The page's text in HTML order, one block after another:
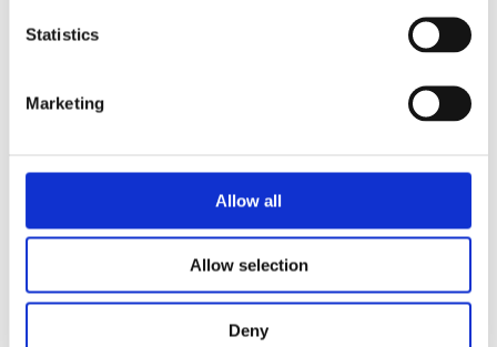
Statistics
Marketing
Allow all
Allow selection
Deny
Av småföretagare, för småföretagare
medlemstjänster och förmåner. Din egen
mycket mer. Vi fokuserar på soloföretagare och små
företag med företagaren i fokus. Vi är själva
småföretagare och vet hur verkligheten ser ut.
Om oss